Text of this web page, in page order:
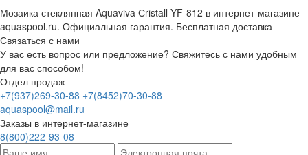
Мозаика стеклянная Aquaviva Сristall YF-812 в интернет-магазине
aquaspool.ru. Официальная гарантия. Бесплатная доставка
Связаться с нами
У вас есть вопрос или предложение? Свяжитесь с нами удобным
для вас способом!
Отдел продаж
+7(937)269-30-88 +7(8452)70-30-88
aquaspool@mail.ru
Заказы в интернет-магазине
8(800)222-93-08